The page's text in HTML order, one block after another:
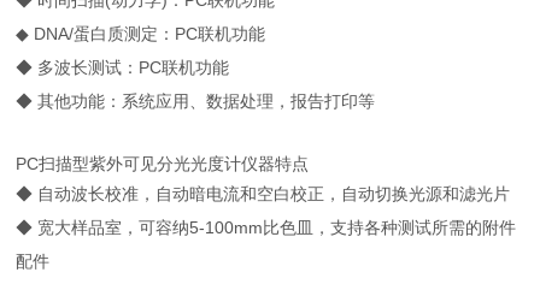
◆ DNA/蛋白质测定：PC联机功能
◆ 多波长测试：PC联机功能
◆ 其他功能：系统应用、数据处理，报告打印等
PC扫描型紫外可见分光光度计仪器特点
◆ 自动波长校准，自动暗电流和空白校正，自动切换光源和滤光片
◆ 宽大样品室，可容纳5-100mm比色皿，支持各种测试所需的附件
配件